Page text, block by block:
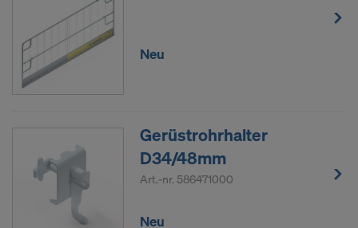
Neu
Gerüstrohrhalter
D34/48mm
Art.-nr. 586471000
Neu